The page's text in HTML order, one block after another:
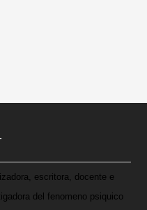
escritora, docente e
del fenomeno psiquico